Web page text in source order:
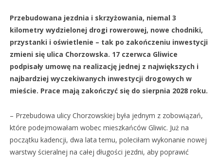
Przebudowana jezdnia i skrzyżowania, niemal 3
kilometry wydzielonej drogi rowerowej, nowe chodniki,
przystanki i oświetlenie – tak po zakończeniu inwestycji
zmieni się ulica Chorzowska. 17 czerwca Gliwice
podpisały umowę na realizację jednej z największych i
najbardziej wyczekiwanych inwestycji drogowych w
mieście. Prace mają zakończyć się do sierpnia 2028 roku.
– Przebudowa ulicy Chorzowskiej była jednym z zobowiązań,
które podejmowałam wobec mieszkańców Gliwic. Już na
początku kadencji, dwa lata temu, poleciłam wykonanie nowej
warstwy ścieralnej na całej długości jezdni, aby poprawić